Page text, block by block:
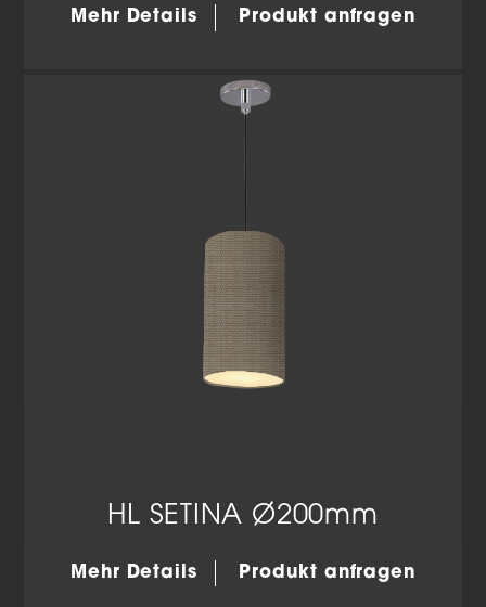
Mehr Details Produkt anfragen
HL SETINA Ø200mm
Mehr Details Produkt anfragen